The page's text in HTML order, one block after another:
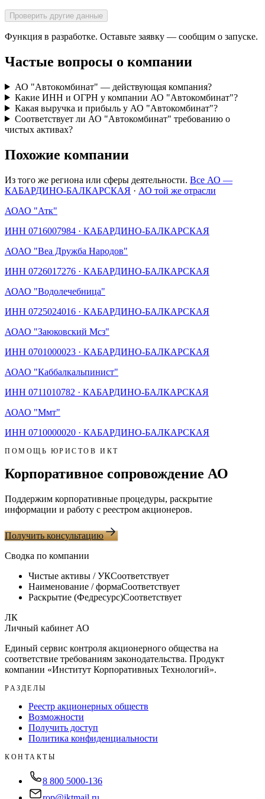
Проверить другие данные
Функция в разработке. Оставьте заявку — сообщим о запуске.
Частые вопросы о компании
АО "Автокомбинат" — действующая компания?
Какие ИНН и ОГРН у компании АО "Автокомбинат"?
Какая выручка и прибыль у АО "Автокомбинат"?
Соответствует ли АО "Автокомбинат" требованию о
чистых активах?
Похожие компании
Из того же региона или сферы деятельности. Все АО —
КАБАРДИНО-БАЛКАРСКАЯ · АО той же отрасли
АОАО "Атк"
ИНН 0716007984 · КАБАРДИНО-БАЛКАРСКАЯ
АОАО "Веа Дружба Народов"
ИНН 0726017276 · КАБАРДИНО-БАЛКАРСКАЯ
АОАО "Водолечебница"
ИНН 0725024016 · КАБАРДИНО-БАЛКАРСКАЯ
АОАО "Заюковский Мсз"
ИНН 0701000023 · КАБАРДИНО-БАЛКАРСКАЯ
АОАО "Каббалкальпинист"
ИНН 0711010782 · КАБАРДИНО-БАЛКАРСКАЯ
АОАО "Ммт"
ИНН 0710000020 · КАБАРДИНО-БАЛКАРСКАЯ
ПОМОЩЬ ЮРИСТОВ ИКТ
Корпоративное сопровождение АО
Поддержим корпоративные процедуры, раскрытие
информации и работу с реестром акционеров.
Получить консультацию
Сводка по компании
Чистые активы / УКСоответствует
Наименование / формаСоответствует
Раскрытие (Федресурс)Соответствует
ЛК
Личный кабинет АО
Единый сервис контроля акционерного общества на
соответствие требованиям законодательства. Продукт
компании «Институт Корпоративных Технологий».
РАЗДЕЛЫ
Реестр акционерных обществ
Возможности
Получить доступ
Политика конфиденциальности
КОНТАКТЫ
8 800 5000-136